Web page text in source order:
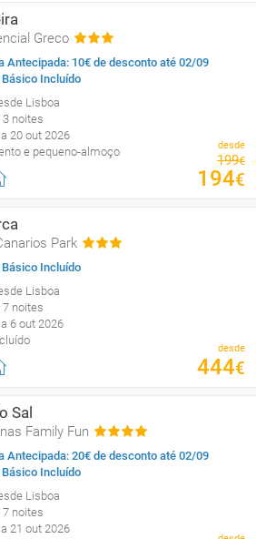
Greco
Antecipada: 10€ de desconto até 02/09
Incluído
Lisboa
noites
20 out 2026
e pequeno-almoço
desde
199€
194€
Park
Incluído
Lisboa
noites
6 out 2026
desde
444€
Sal
Family Fun
Antecipada: 20€ de desconto até 02/09
Incluído
Lisboa
noites
21 out 2026